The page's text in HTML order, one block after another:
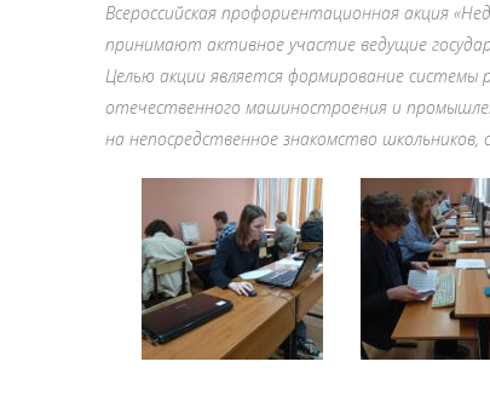
Всероссийская профориентационная акция
принимают активное участие ведущие
Целью акции является формирование
отечественного машиностроения и
на непосредственное знакомство